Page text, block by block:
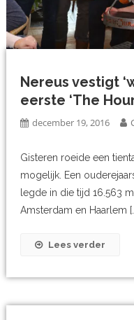
Nereus vestigt
eerste ‘The
december 19, 2016
Gisteren roeide een
mogelijk. Een
legde in die tijd 16.563
Amsterdam en Haarlem
Lees verder